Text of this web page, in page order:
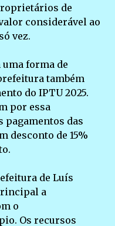
de
considerável ao
vez.
forma de
também
do IPTU 2025.
por essa
pagamentos das
desconto de 15%
de Luís
a
o
Os recursos